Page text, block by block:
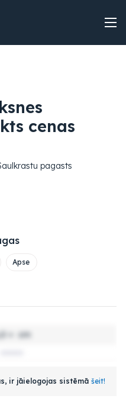
cenas
pagasts
Apse
+
cm
ir jāielogojas sistēmā šeit!